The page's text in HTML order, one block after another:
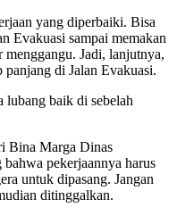
yang diperbaiki. Bisa
Evakuasi sampai memakan
menggangu. Jadi, lanjutnya,
di Jalan Evakuasi.
lubang baik di sebelah
Bina Marga Dinas
pekerjaannya harus
untuk dipasang. Jangan
ditinggalkan.